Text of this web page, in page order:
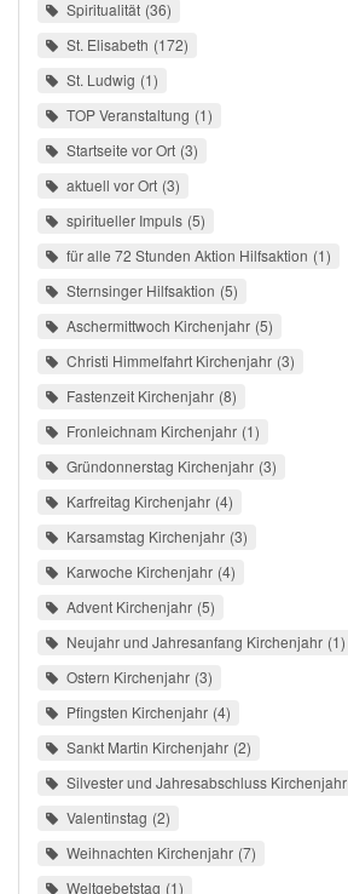
Spiritualität 36
St. Elisabeth 172
St. Ludwig 1
TOP Veranstaltung 1
Startseite vor Ort 3
aktuell vor Ort 3
spiritueller Impuls 5
für alle 72 Stunden Aktion Hilfsaktion 1
Sternsinger Hilfsaktion 5
Aschermittwoch Kirchenjahr 5
Christi Himmelfahrt Kirchenjahr 3
Fastenzeit Kirchenjahr 8
Fronleichnam Kirchenjahr 1
Gründonnerstag Kirchenjahr 3
Karfreitag Kirchenjahr 4
Karsamstag Kirchenjahr 3
Karwoche Kirchenjahr 4
Advent Kirchenjahr 5
Neujahr und Jahresanfang Kirchenjahr 1
Ostern Kirchenjahr 3
Pfingsten Kirchenjahr 4
Sankt Martin Kirchenjahr 2
Silvester und Jahresabschluss Kirchenjahr
Valentinstag 2
Weihnachten Kirchenjahr 7
Weltgebetstag 1